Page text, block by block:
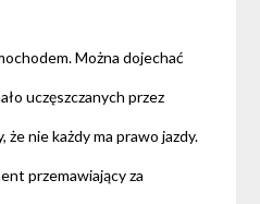
Można dojechać
uczęszczanych przez
nie każdy ma prawo jazdy.
przemawiający za